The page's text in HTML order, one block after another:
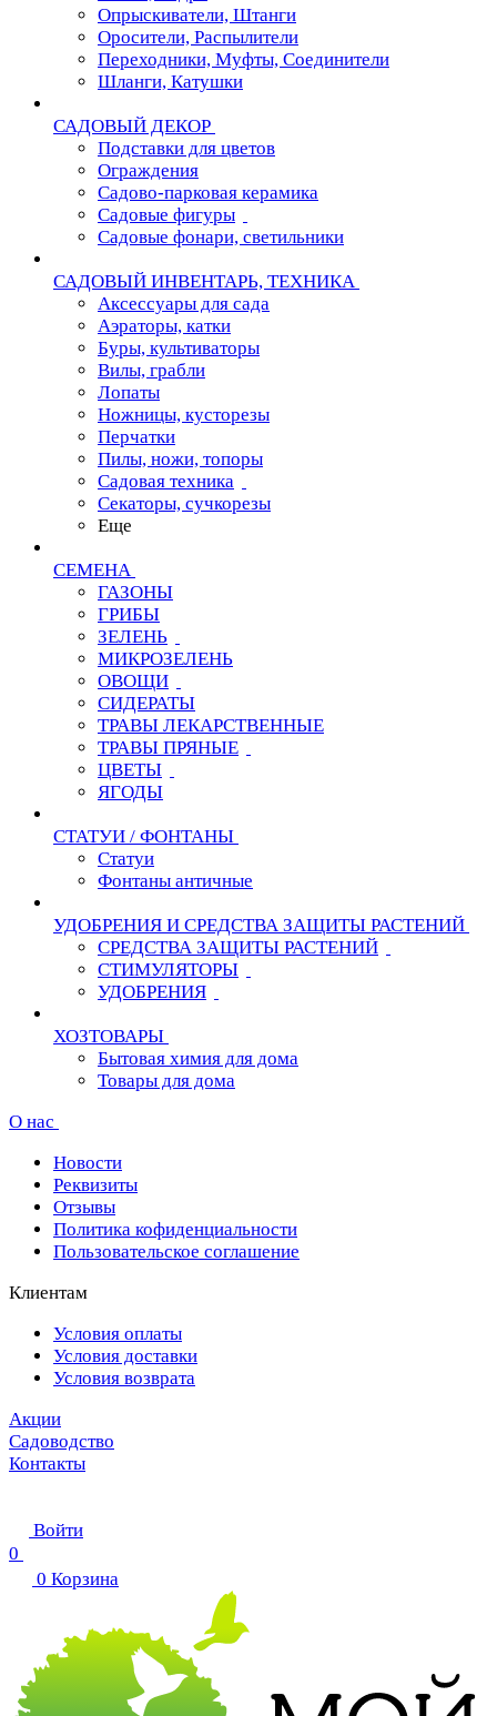
Опрыскиватели, Штанги
Оросители, Распылители
Переходники, Муфты, Соединители
Шланги, Катушки
САДОВЫЙ ДЕКОР
Подставки для цветов
Ограждения
Садово-парковая керамика
Садовые фигуры
Садовые фонари, светильники
САДОВЫЙ ИНВЕНТАРЬ, ТЕХНИКА
Аксессуары для сада
Аэраторы, катки
Буры, культиваторы
Вилы, грабли
Лопаты
Ножницы, кусторезы
Перчатки
Пилы, ножи, топоры
Садовая техника
Секаторы, сучкорезы
Еще
СЕМЕНА
ГАЗОНЫ
ГРИБЫ
ЗЕЛЕНЬ
МИКРОЗЕЛЕНЬ
ОВОЩИ
СИДЕРАТЫ
ТРАВЫ ЛЕКАРСТВЕННЫЕ
ТРАВЫ ПРЯНЫЕ
ЦВЕТЫ
ЯГОДЫ
СТАТУИ / ФОНТАНЫ
Статуи
Фонтаны античные
УДОБРЕНИЯ И СРЕДСТВА ЗАЩИТЫ РАСТЕНИЙ
СРЕДСТВА ЗАЩИТЫ РАСТЕНИЙ
СТИМУЛЯТОРЫ
УДОБРЕНИЯ
ХОЗТОВАРЫ
Бытовая химия для дома
Товары для дома
О нас
Новости
Реквизиты
Отзывы
Политика кофиденциальности
Пользовательское соглашение
Клиентам
Условия оплаты
Условия доставки
Условия возврата
Акции
Садоводство
Контакты
Войти
0
0 Корзина